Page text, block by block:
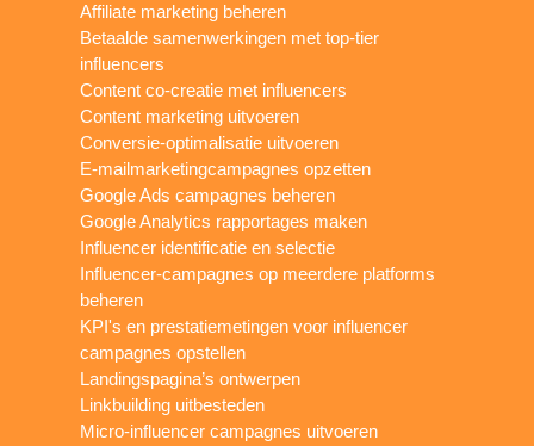
Affiliate marketing beheren
Betaalde samenwerkingen met top-tier
influencers
Content co-creatie met influencers
Content marketing uitvoeren
Conversie-optimalisatie uitvoeren
E-mailmarketingcampagnes opzetten
Google Ads campagnes beheren
Google Analytics rapportages maken
Influencer identificatie en selectie
Influencer-campagnes op meerdere platforms
beheren
KPI's en prestatiemetingen voor influencer
campagnes opstellen
Landingspagina’s ontwerpen
Linkbuilding uitbesteden
Micro-influencer campagnes uitvoeren